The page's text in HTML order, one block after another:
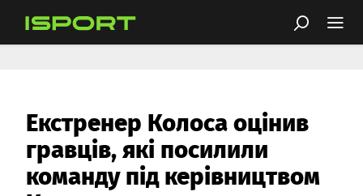
Екстренер Колоса оцінив
гравців, які посилили
команду під керівництвом